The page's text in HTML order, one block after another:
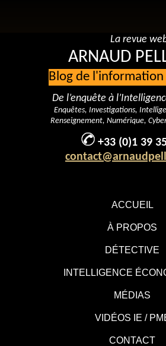
ACCUEIL
À PROPOS
DÉTECTIVE
INTELLIGENCE
MÉDIAS
VIDÉOS IE /
CONTACT
La revue
ARNAUD
Blog de
De l’enquête à
Enquêtes, Investigations,
Renseignement, Numérique,
+33 (0)1 39